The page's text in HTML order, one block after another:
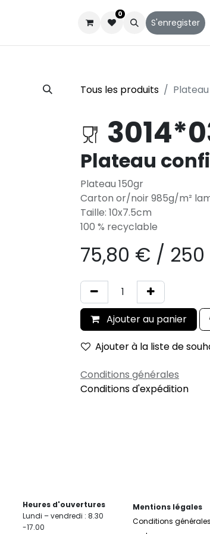
Qui sommes-nous
0
S'enregister
Tous les produits
Plateau
Plateau 150gr
Carton or/noir 985g/m²
Taille: 10x7.5cm
100 % recyclable
75,80 € / 250
Ajouter au panier
Ajouter à la liste de
Conditions générales
Conditions d'expédition
Heures d'ouvertures
Lundi – vendredi : 8.30
-17.00
Mentions légales
Conditions